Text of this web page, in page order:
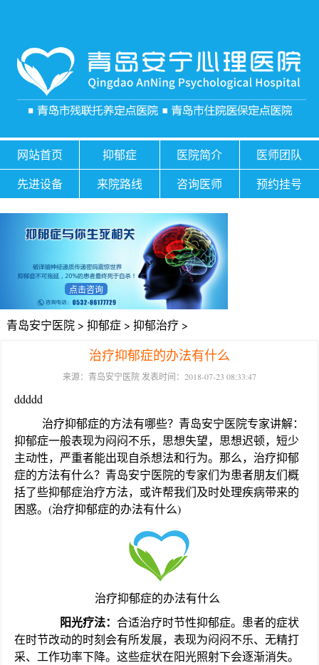
网站首页 抑郁症 医院简介
医师团队
先进设备
来院路线 咨询医师 预约挂号
点击咨询
青岛安宁医院> 抑郁症> 抑郁治疗>
治疗抑郁症的办法有什么
来源：青岛安宁医院 发表时间：2018-07-23 08:33:47
ddddd
治疗抑郁症的方法有哪些？青岛安宁医院专家讲解：
抑郁症一般表现为闷闷不乐，思想失望，思想迟顿，短少
主动性，严重者能出现自杀想法和行为。那么，治疗抑郁
症的方法有什么？青岛安宁医院的专家们为患者朋友们概
括了些抑郁症治疗方法，或许帮我们及时处理疾病带来的
困惑。(治疗抑郁症的办法有什么)
治疗抑郁症的办法有什么
阳光疗法： 合适治疗时节性抑郁症。患者的症状
在时节改动的时刻会有所发展，表现为闷闷不乐、无精打
采、工作功率下降。这些症状在阳光照射下会逐渐消失。